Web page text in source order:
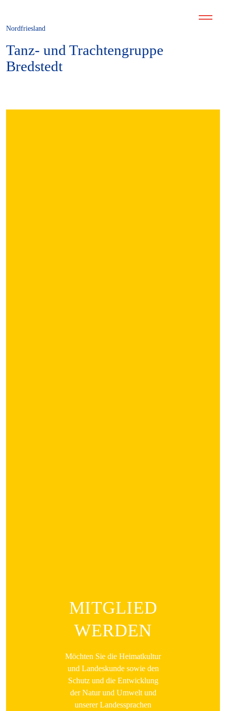
Nordfriesland
Tanz- und Trachtengruppe
Bredstedt
MITGLIED
WERDEN
Möchten Sie die Heimatkultur
und Landeskunde sowie den
Schutz und die Entwicklung
der Natur und Umwelt und
unserer Landessprachen